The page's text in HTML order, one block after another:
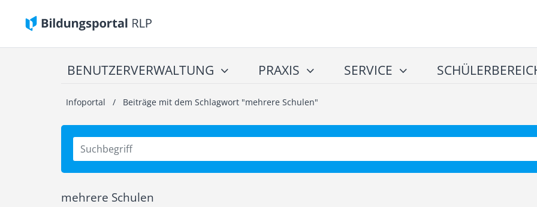
BENUTZERVERWALTUNG PRAXIS SERVICE
Infoportal / Beiträge mit dem Schlagwort "mehrere Schulen"
mehrere Schulen